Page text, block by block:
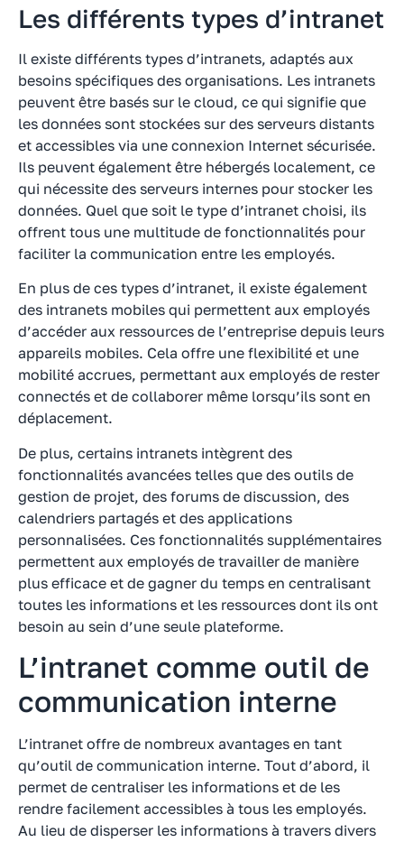
Les différents types d’intranet
Il existe différents types d’intranets, adaptés aux
besoins spécifiques des organisations. Les intranets
peuvent être basés sur le cloud, ce qui signifie que
les données sont stockées sur des serveurs distants
et accessibles via une connexion Internet sécurisée.
Ils peuvent également être hébergés localement, ce
qui nécessite des serveurs internes pour stocker les
données. Quel que soit le type d’intranet choisi, ils
offrent tous une multitude de fonctionnalités pour
faciliter la communication entre les employés.
En plus de ces types d’intranet, il existe également
des intranets mobiles qui permettent aux employés
d’accéder aux ressources de l’entreprise depuis leurs
appareils mobiles. Cela offre une flexibilité et une
mobilité accrues, permettant aux employés de rester
connectés et de collaborer même lorsqu’ils sont en
déplacement.
De plus, certains intranets intègrent des
fonctionnalités avancées telles que des outils de
gestion de projet, des forums de discussion, des
calendriers partagés et des applications
personnalisées. Ces fonctionnalités supplémentaires
permettent aux employés de travailler de manière
plus efficace et de gagner du temps en centralisant
toutes les informations et les ressources dont ils ont
besoin au sein d’une seule plateforme.
L’intranet comme outil de
communication interne
L’intranet offre de nombreux avantages en tant
qu’outil de communication interne. Tout d’abord, il
permet de centraliser les informations et de les
rendre facilement accessibles à tous les employés.
Au lieu de disperser les informations à travers divers